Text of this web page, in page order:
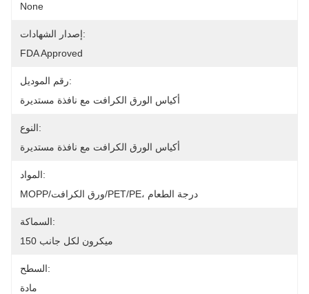
None
إصدار الشهادات:
FDA Approved
رقم الموديل:
أكياس الورق الكرافت مع نافذة مستديرة
النوع:
أكياس الورق الكرافت مع نافذة مستديرة
المواد:
MOPP/ورق الكرافت/PET/PE، درجة الطعام
السماكة:
150 ميكرون لكل جانب
السطح:
مادة